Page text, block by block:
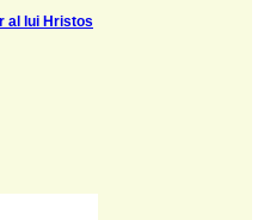
al lui Hristos